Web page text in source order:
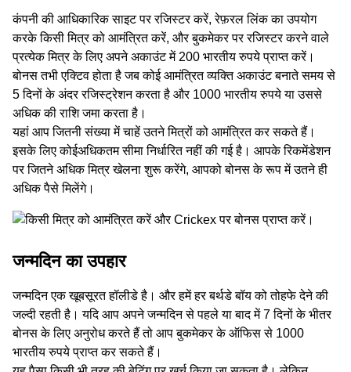
कंपनी की आधिकारिक साइट पर रजिस्टर करें, रेफ़रल लिंक का उपयोग
करके किसी मित्र को आमंत्रि‍त करें, और बुकमेकर पर रजिस्‍टर करने वाले
प्रत्येक मित्र के लिए अपने अकाउंट में 200 भारतीय रुपये प्राप्त करें।
बोनस तभी एक्टिव होता है जब कोई आम‍ंत्रित व्‍यक्ति अकाउंट बनाते समय से
5 दिनों के अंदर रजिस्ट्रेशन करता है और 1000 भारतीय रुपये या उससे
अधिक की राशि जमा करता है।
यहां आप जितनी संख्‍या में चाहें उतने मित्रों को आमंत्रित कर सकते हैं।
इसके लिए कोईअधिकतम सीमा निर्धारित नहीं की गई है। आपके रिकमेंडेशन
पर जितने अधिक मित्र खेलना शुरू करेंगे, आपको बोनस के रूप में उतने ही
अधिक पैसे मिलेंगे।
जन्‍मदिन का उपहार
जन्‍मदिन एक खूबसूरत हॉलीडे है। और हमें हर बर्थडे बॉय को तोहफे देने की
जल्दी रहती है। यदि आप अपने जन्‍मदिन से पहले या बाद में 7 दिनों के भीतर
बोनस के लिए अनुरोध करते हैं तो आप बुकमेकर के ऑफिस से 1000
भारतीय रुपये प्राप्त कर सकते हैं।